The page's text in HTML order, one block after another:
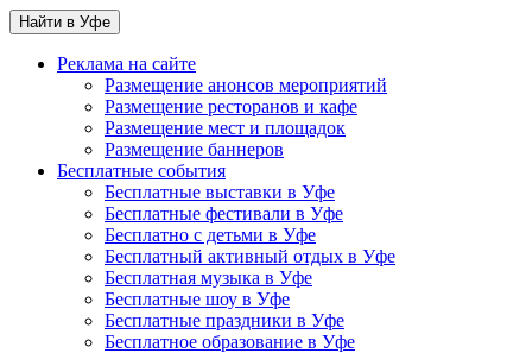
Найти в Уфе
Реклама на сайте
Размещение анонсов мероприятий
Размещение ресторанов и кафе
Размещение мест и площадок
Размещение баннеров
Бесплатные события
Бесплатные выставки в Уфе
Бесплатные фестивали в Уфе
Бесплатно с детьми в Уфе
Бесплатный активный отдых в Уфе
Бесплатная музыка в Уфе
Бесплатные шоу в Уфе
Бесплатные праздники в Уфе
Бесплатное образование в Уфе